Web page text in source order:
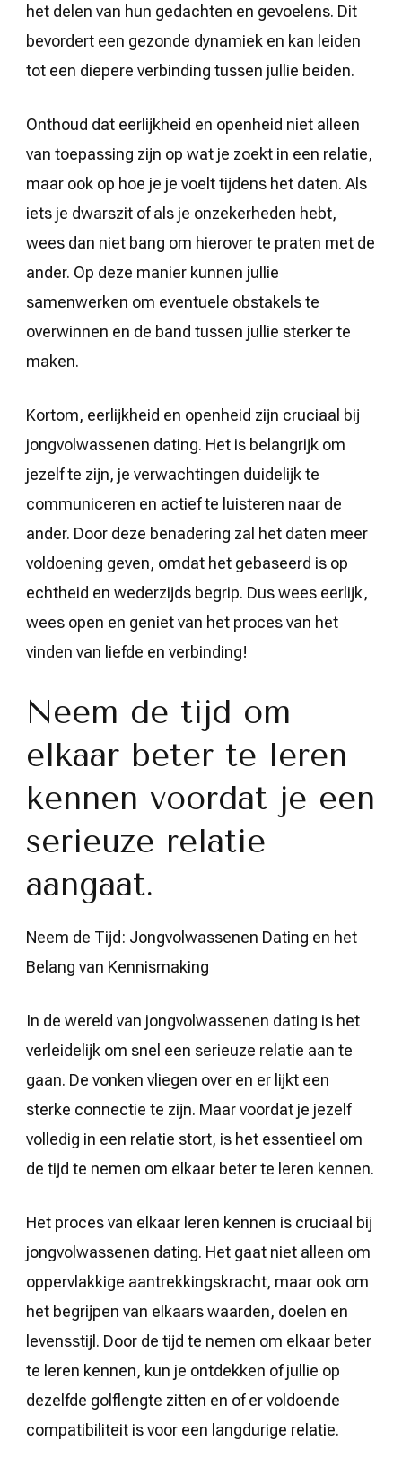
het delen van hun gedachten en gevoelens. Dit
bevordert een gezonde dynamiek en kan leiden
tot een diepere verbinding tussen jullie beiden.
Onthoud dat eerlijkheid en openheid niet alleen
van toepassing zijn op wat je zoekt in een relatie,
maar ook op hoe je je voelt tijdens het daten. Als
iets je dwarszit of als je onzekerheden hebt,
wees dan niet bang om hierover te praten met de
ander. Op deze manier kunnen jullie
samenwerken om eventuele obstakels te
overwinnen en de band tussen jullie sterker te
maken.
Kortom, eerlijkheid en openheid zijn cruciaal bij
jongvolwassenen dating. Het is belangrijk om
jezelf te zijn, je verwachtingen duidelijk te
communiceren en actief te luisteren naar de
ander. Door deze benadering zal het daten meer
voldoening geven, omdat het gebaseerd is op
echtheid en wederzijds begrip. Dus wees eerlijk,
wees open en geniet van het proces van het
vinden van liefde en verbinding!
Neem de tijd om
elkaar beter te leren
kennen voordat je een
serieuze relatie
aangaat.
Neem de Tijd: Jongvolwassenen Dating en het
Belang van Kennismaking
In de wereld van jongvolwassenen dating is het
verleidelijk om snel een serieuze relatie aan te
gaan. De vonken vliegen over en er lijkt een
sterke connectie te zijn. Maar voordat je jezelf
volledig in een relatie stort, is het essentieel om
de tijd te nemen om elkaar beter te leren kennen.
Het proces van elkaar leren kennen is cruciaal bij
jongvolwassenen dating. Het gaat niet alleen om
oppervlakkige aantrekkingskracht, maar ook om
het begrijpen van elkaars waarden, doelen en
levensstijl. Door de tijd te nemen om elkaar beter
te leren kennen, kun je ontdekken of jullie op
dezelfde golflengte zitten en of er voldoende
compatibiliteit is voor een langdurige relatie.